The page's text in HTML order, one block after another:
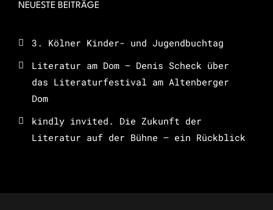
NEUESTE BEITRÄGE
3. Kölner Kinder- und Jugendbuchtag
Literatur am Dom – Denis Scheck über
das Literaturfestival am Altenberger
Dom
kindly invited. Die Zukunft der
Literatur auf der Bühne – ein Rückblick